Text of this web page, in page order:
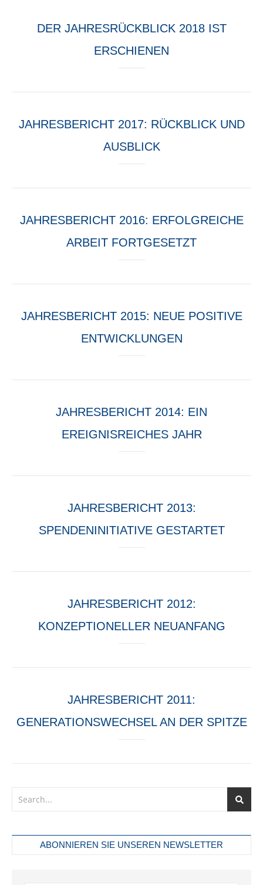
DER JAHRESRÜCKBLICK 2018 IST
ERSCHIENEN
JAHRESBERICHT 2017: RÜCKBLICK UND
AUSBLICK
JAHRESBERICHT 2016: ERFOLGREICHE
ARBEIT FORTGESETZT
JAHRESBERICHT 2015: NEUE POSITIVE
ENTWICKLUNGEN
JAHRESBERICHT 2014: EIN
EREIGNISREICHES JAHR
JAHRESBERICHT 2013:
SPENDENINITIATIVE GESTARTET
JAHRESBERICHT 2012:
KONZEPTIONELLER NEUANFANG
JAHRESBERICHT 2011:
GENERATIONSWECHSEL AN DER SPITZE
ABONNIEREN SIE UNSEREN NEWSLETTER